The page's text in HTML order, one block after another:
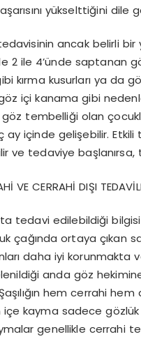
yükselttiğini dile
ancak belirli bir
2 ile 4’ünde saptanan
kırma kusurları ya da
içi kanama gibi
göz tembelliği olan
ay içinde gelişebilir.
ve tedaviye başlanırsa,
VE CERRAHİ DIŞI
tedavi edilebildiği
çağında ortaya çıkan
daha iyi korunmakta
anda göz
hem cerrahi
kayma sadece gözlük
genellikle cerrahi